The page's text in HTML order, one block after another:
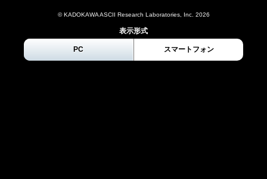
© KADOKAWA ASCII Research Laboratories, Inc. 2026
表示形式
PC スマートフォン